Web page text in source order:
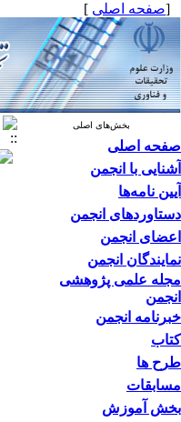
[صفحه اصلی ]
بخش‌های اصلی
صفحه اصلی
آشنایی با انجمن
آیین نامه‌ها
دستاوردهای انجمن
اعضای انجمن
نمایندگان انجمن
مجله علمی پژوهشی
انجمن
خبرنامه انجمن
کتاب
طرح ها
مسابقات
بخش آموزش